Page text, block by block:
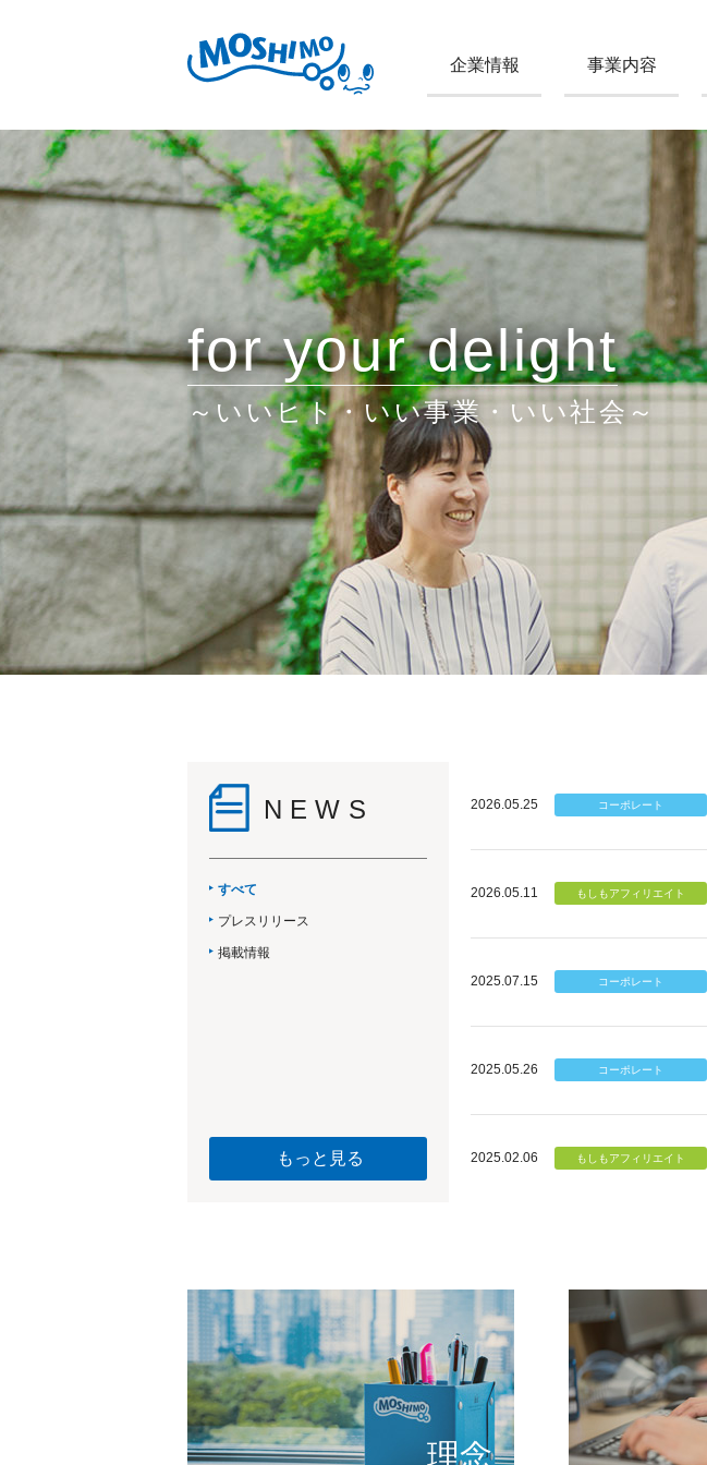
企業情報 事業内容
for your delight
～いいヒト・いい事業・いい社会～
NEWS
すべて
プレスリリース
掲載情報
もっと見る
2026.05.25
2026.05.11
2025.07.15
2025.05.26
2025.02.06
理念
個のチカラ
もしもが描く未来の形とは